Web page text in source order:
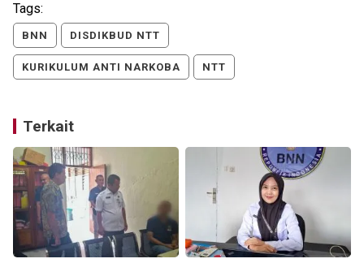
Tags:
BNN DISDIKBUD NTT
KURIKULUM ANTI NARKOBA NTT
Terkait